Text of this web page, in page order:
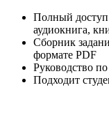
Полный доступ
аудиокнига,
Сборник
формате PDF
Руководство
Подходит